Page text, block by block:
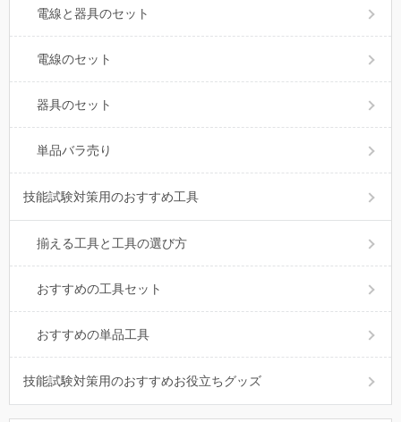
電線と器具のセット
電線のセット
器具のセット
単品バラ売り
技能試験対策用のおすすめ工具
揃える工具と工具の選び方
おすすめの工具セット
おすすめの単品工具
技能試験対策用のおすすめお役立ちグッズ